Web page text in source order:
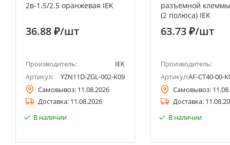
2в-1.5/2.5 оранжевая IEK
36.88 ₽/шт
Производитель:
IEK
Артикул:
YZN11D-ZGL-002-K09
Самовывоз: 11.08.2026
Доставка: 11.08.2026
В наличии
разъемной клеммы
(2 полюса) IEK
63.73 ₽/шт
Производитель:
Артикул:AF-CT40-00-
Самовывоз:
Доставка:
В наличии